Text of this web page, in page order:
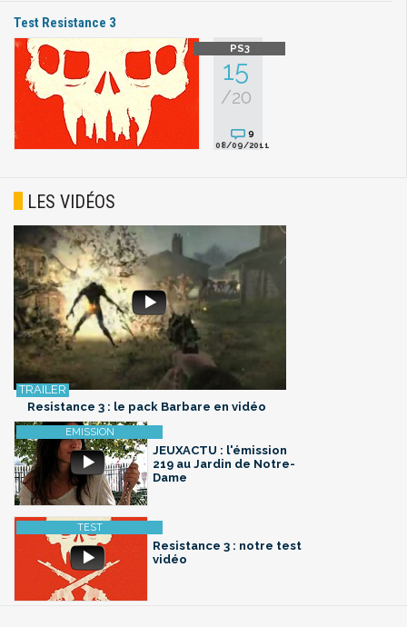
Test Resistance 3
15
/20
9
08/09/2011
LES VIDÉOS
Resistance 3 : le pack Barbare en vidéo
JEUXACTU : l'émission
219 au Jardin de Notre-
Dame
Resistance 3 : notre test
vidéo